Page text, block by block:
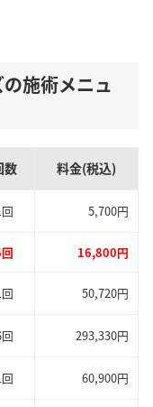
施術メニュ
数 料金(税込)
5,700円
16,800円
50,720円
293,330円
60,900円